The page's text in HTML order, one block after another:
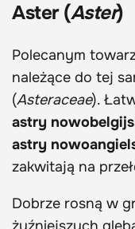
Aster (Aster)
Polecanym
należące do tej
(Asteraceae).
astry
astry
zakwitają na
Dobrze rosną w